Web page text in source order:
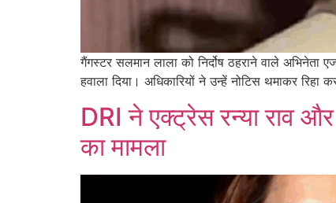
गैंगस्टर सलमान लाला को निर्दोष ठहराने वाले अभिनेता
हवाला दिया। अधिकारियों ने उन्हें नोटिस थमाकर
DRI ने एक्ट्रेस रन्या राव
का मामला